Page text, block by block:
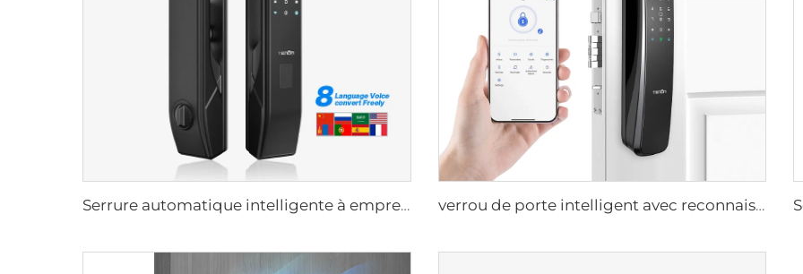
Serrure automatique intelligente à empreintes digitales avec scan facial D7pro verrou de porte intelligent avec reconnaissance faciale 3D et sonnette intelligente automatique Tenon A9X